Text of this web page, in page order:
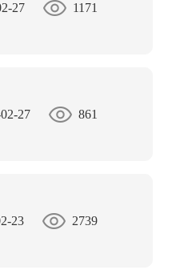
27 1171
27 861
23 2739